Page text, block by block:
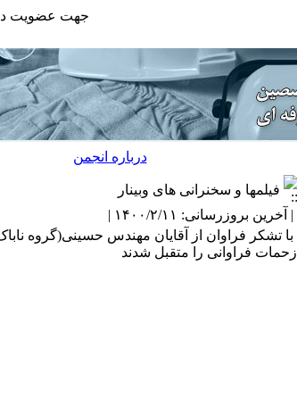
جهت عضویت در
درباره انجمن
فیلمها و سخنرانی های وبینار
| آخرین بروزرسانی: ۱۴۰۰/۲/۱۱ |
با تشکر فراوان از آقایان مهندس حسینی(گروه
زحمات فراوانی را متقبل شدند